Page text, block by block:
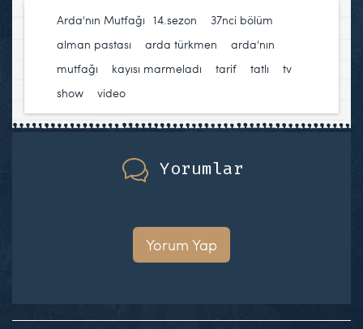
Arda'nın Mutfağı 14.sezon 37nci bölüm
alman pastası
arda türkmen
arda'nın
mutfağı
kayısı marmeladı tarif tatlı
tv
show
video
Yorumlar
Yorum Yap